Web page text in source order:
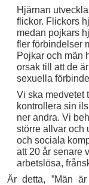
Hjärnan
flickor. Flickors
medan pojkars
fler förbindelser
Pojkar och män
orsak till att de
sexuella
Vi ska medvetet
kontrollera sin
ner andra. Vi
större allvar och
och sociala
att 20 år senare
arbetslösa,
Är detta, ”Män